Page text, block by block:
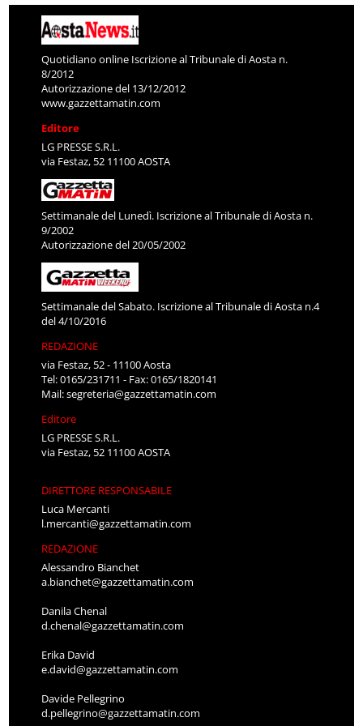
Quotidiano online Iscrizione al Tribunale di Aosta n.
8/2012
Autorizzazione del 13/12/2012
www.gazzettamatin.com
Editore
LG PRESSE S.R.L.
via Festaz, 52 11100 AOSTA
Settimanale del Lunedì. Iscrizione al Tribunale di Aosta n.
9/2002
Autorizzazione del 20/05/2002
Settimanale del Sabato. Iscrizione al Tribunale di Aosta n.4
del 4/10/2016
REDAZIONE
via Festaz, 52 - 11100 Aosta
Tel: 0165/231711 - Fax: 0165/1820141
Mail:segreteria@gazzettamatin.com
Editore
LG PRESSE S.R.L.
via Festaz, 52 11100 AOSTA
DIRETTORE RESPONSABILE
Luca Mercanti
l.mercanti@gazzettamatin.com
REDAZIONE
Alessandro Bianchet
a.bianchet@gazzettamatin.com
Danila Chenal
d.chenal@gazzettamatin.com
Erika David
e.david@gazzettamatin.com
Davide Pellegrino
d.pellegrino@gazzettamatin.com